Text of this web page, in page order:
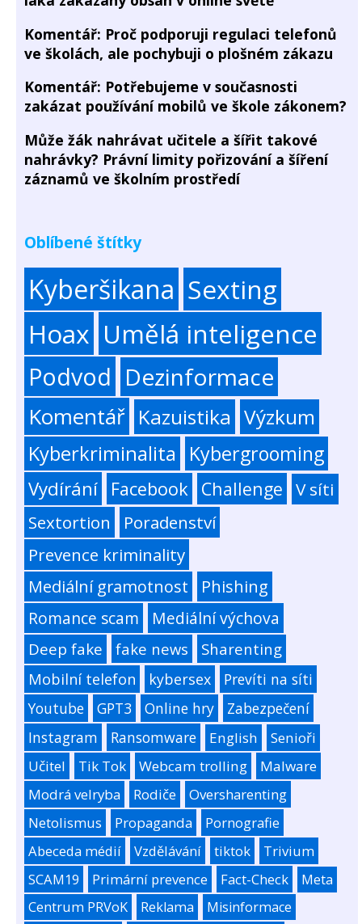
Komentář: Proč podporuji regulaci telefonů
ve školách, ale pochybuji o plošném zákazu
Komentář: Potřebujeme v současnosti
zakázat používání mobilů ve škole zákonem?
Může žák nahrávat učitele a šířit takové
nahrávky? Právní limity pořizování a šíření
záznamů ve školním prostředí
Oblíbené štítky
Kyberšikana Sexting
Hoax Umělá inteligence
Podvod Dezinformace
Komentář Kazuistika Výzkum
Kyberkriminalita Kybergrooming
Vydírání Facebook Challenge
V síti
Sextortion
Poradenství
Prevence kriminality
Mediální gramotnost
Phishing
Romance scam
Mediální výchova
Deep fake fake news Sharenting
Mobilní telefon kybersex
Prevíti na síti
Youtube
GPT3 Online hry
Zabezpečení
Instagram
Ransomware English
Senioři
Učitel
Tik Tok Webcam trolling
Malware
Modrá velryba
Rodiče
Oversharenting
Netolismus
Propaganda
Pornografie
Abeceda médií
Vzdělávání tiktok
Trivium
SCAM19
Primární prevence Fact-Check
Meta
Centrum PRVoK
Reklama
Misinformace